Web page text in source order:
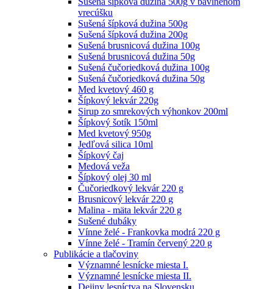
vrecúšku
Sušená šípková dužina 500g
Sušená šípková dužina 200g
Sušená brusnicová dužina 100g
Sušená brusnicová dužina 50g
Sušená čučoriedková dužina 100g
Sušená čučoriedková dužina 50g
Med kvetový 460 g
Šípkový lekvár 220g
Sirup zo smrekových výhonkov 200ml
Šípkový šotík 150ml
Med kvetový 950g
Jedľová silica 10ml
Šípkový čaj
Medová veža
Šípkový olej 30 ml
Čučoriedkový lekvár 220 g
Brusnicový lekvár 220 g
Malina - mäta lekvár 220 g
Sušené dubáky
Vínne želé - Frankovka modrá 220 g
Vínne želé - Tramín červený 220 g
Publikácie a tlačoviny
Významné lesnícke miesta I.
Významné lesnícke miesta II.
Dejiny lesníctva na Slovensku